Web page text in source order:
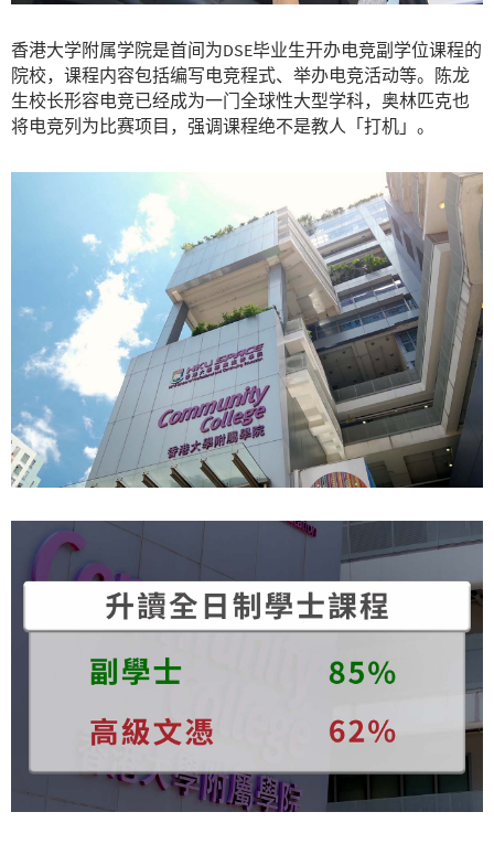
香港大学附属学院是首间为DSE毕业生开办电竞副学位课程的
院校，课程内容包括编写电竞程式、举办电竞活动等。陈龙
生校长形容电竞已经成为一门全球性大型学科，奥林匹克也
将电竞列为比赛项目，强调课程绝不是教人「打机」。